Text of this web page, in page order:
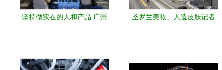
坚持做实在的人和产品 广州
圣罗兰美妆、人造皮肤记者